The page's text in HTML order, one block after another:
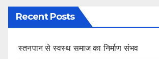
Recent Posts
स्तनपान से स्वस्थ समाज का निर्माण संभव